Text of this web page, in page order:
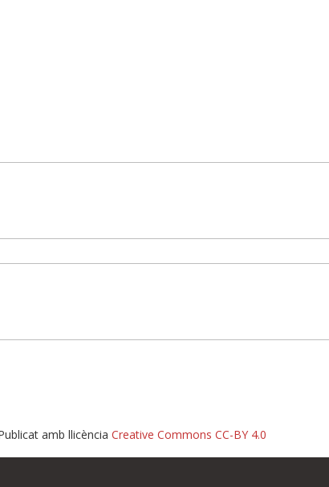
amb llicència Creative Commons CC-BY 4.0